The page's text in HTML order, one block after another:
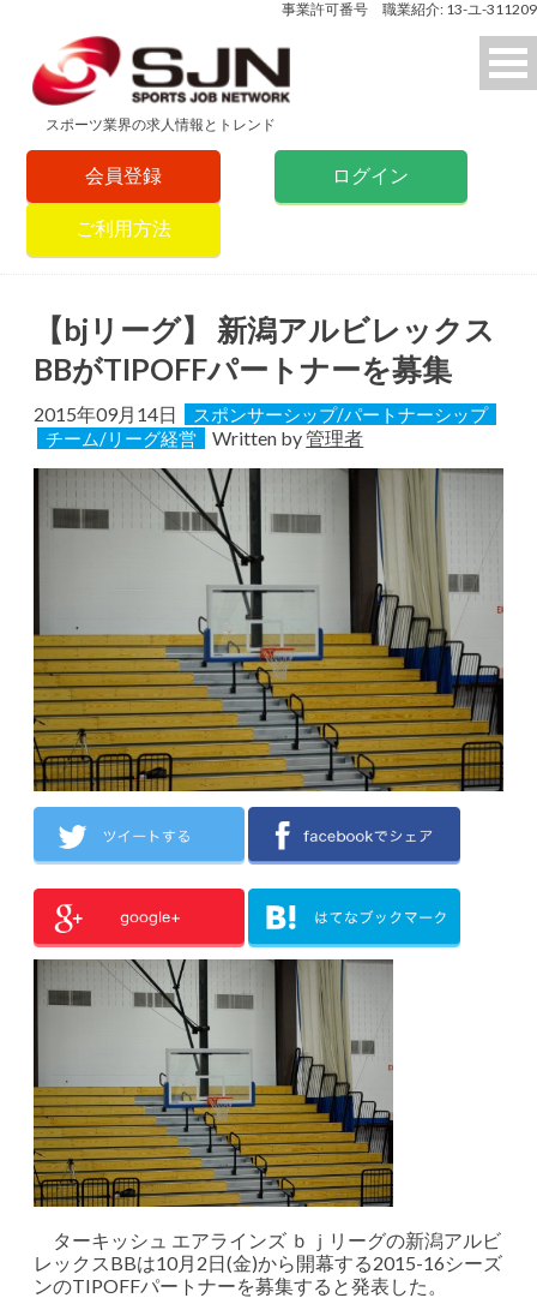
事業許可番号 職業紹介: 13-ユ-311209
スポーツ業界の求人情報とトレンド
会員登録 ログイン
ご利用方法
【bjリーグ】 新潟アルビレックス
BBがTIPOFFパートナーを募集
2015年09月14日
スポンサーシップ/パートナーシップ
チーム/リーグ経営
Written by管理者
ターキッシュ エアラインズ ｂｊリーグの新潟アルビ
レックスBBは10月2日(金)から開幕する2015-16シーズ
ンのTIPOFFパートナーを募集すると発表した。